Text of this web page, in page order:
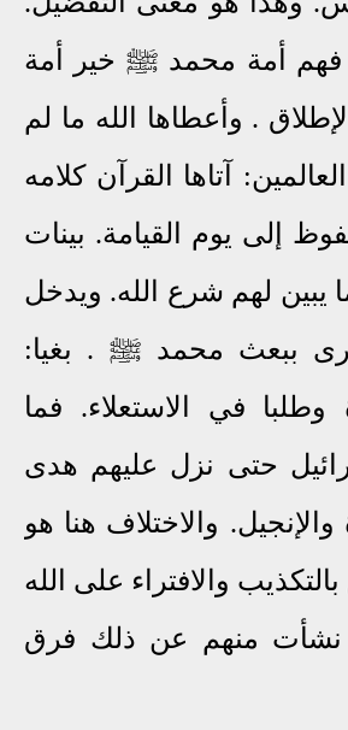
فهم أمة محمد ﷺ خير أمة
. وأعطاها الله ما لم
آتاها القرآن كلامه
إلى يوم القيامة. بينات
يبين لهم شرع الله. ويدخل
ببعث محمد ﷺ . بغيا:
في الاستعلاء. فما
حتى نزل عليهم هدى
والإنجيل. والاختلاف هنا هو
والافتراء على الله
نشأت منهم عن ذلك فرق